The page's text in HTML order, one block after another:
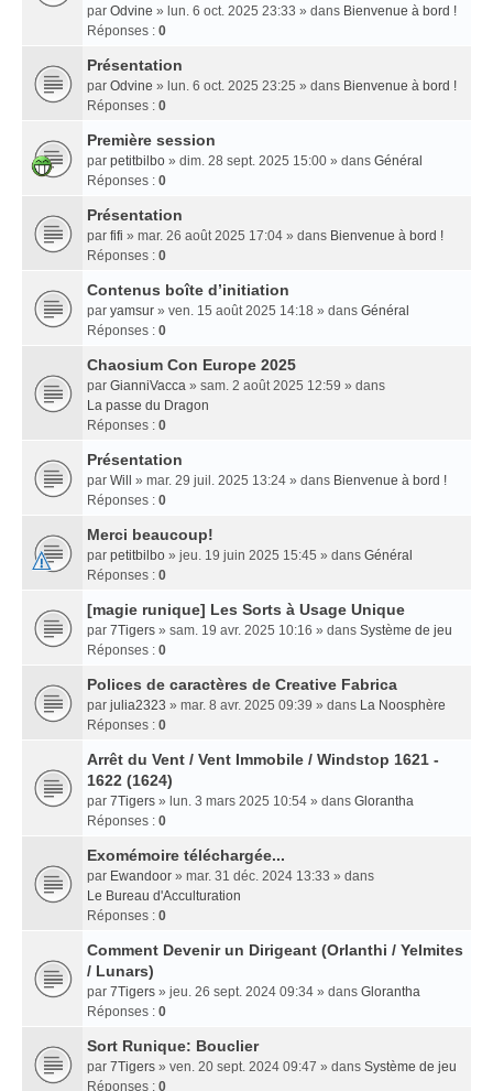
par Odvine » lun. 6 oct. 2025 23:33 » dans Bienvenue à bord !
Réponses : 0
Présentation
par Odvine » lun. 6 oct. 2025 23:25 » dans Bienvenue à bord !
Réponses : 0
Première session
par petitbilbo » dim. 28 sept. 2025 15:00 » dans Général
Réponses : 0
Présentation
par fifi » mar. 26 août 2025 17:04 » dans Bienvenue à bord !
Réponses : 0
Contenus boîte d’initiation
par yamsur » ven. 15 août 2025 14:18 » dans Général
Réponses : 0
Chaosium Con Europe 2025
par GianniVacca » sam. 2 août 2025 12:59 » dans
La passe du Dragon
Réponses : 0
Présentation
par Will » mar. 29 juil. 2025 13:24 » dans Bienvenue à bord !
Réponses : 0
Merci beaucoup!
par petitbilbo » jeu. 19 juin 2025 15:45 » dans Général
Réponses : 0
[magie runique] Les Sorts à Usage Unique
par 7Tigers » sam. 19 avr. 2025 10:16 » dans Système de jeu
Réponses : 0
Polices de caractères de Creative Fabrica
par julia2323 » mar. 8 avr. 2025 09:39 » dans La Noosphère
Réponses : 0
Arrêt du Vent / Vent Immobile / Windstop 1621 -
1622 (1624)
par 7Tigers » lun. 3 mars 2025 10:54 » dans Glorantha
Réponses : 0
Exomémoire téléchargée...
par Ewandoor » mar. 31 déc. 2024 13:33 » dans
Le Bureau d'Acculturation
Réponses : 0
Comment Devenir un Dirigeant (Orlanthi / Yelmites
/ Lunars)
par 7Tigers » jeu. 26 sept. 2024 09:34 » dans Glorantha
Réponses : 0
Sort Runique: Bouclier
par 7Tigers » ven. 20 sept. 2024 09:47 » dans Système de jeu
Réponses : 0